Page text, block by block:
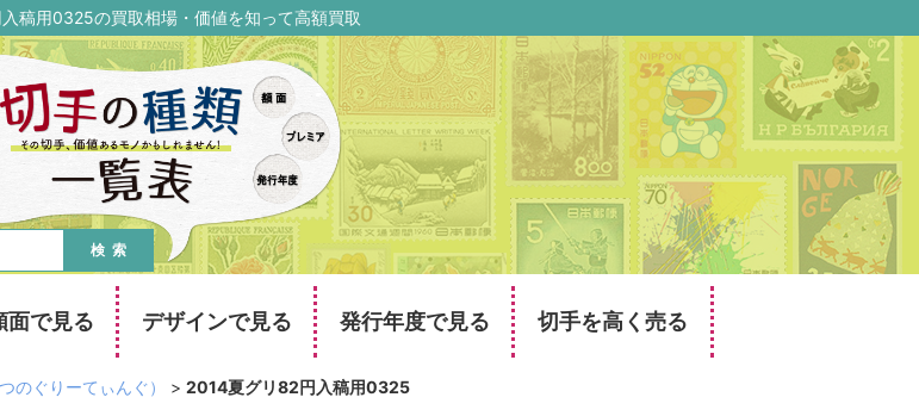
稿用0325の買取相場・価値を知って高額買取
検索
面で見る デザインで見る 発行年度で見る 切手を高く売る
のぐりーてぃんぐ） > 2014夏グリ82円入稿用0325